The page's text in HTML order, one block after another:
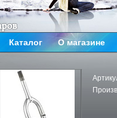
Каталог О магазине